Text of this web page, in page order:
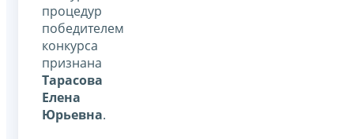
процедур
победителем
конкурса
признана
Тарасова
Елена
Юрьевна.